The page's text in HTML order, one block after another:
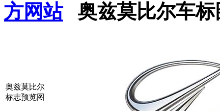
方网站
奥兹莫比尔车
奥兹莫比尔
标志预览图